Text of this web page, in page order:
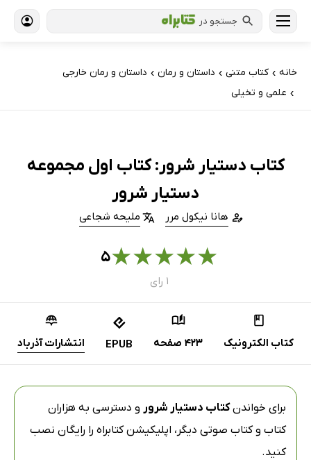
جستجو در
خانه › کتاب‌ متنی › داستان و رمان › داستان و رمان خارجی
› علمی و تخیلی
کتاب دستیار شرور: کتاب اول مجموعه
دستیار شرور
هانا نیکول مرر ملیحه شجاعی
★
★
★
★
★۵
۱ رای
کتاب الکترونیک 423 صفحه EPUB انتشارات آذرباد
برای خواندنکتاب دستیار شرور و دسترسی به هزاران
کتاب و کتاب صوتی دیگر، اپلیکیشن کتابراه را رایگان نصب
کنید.